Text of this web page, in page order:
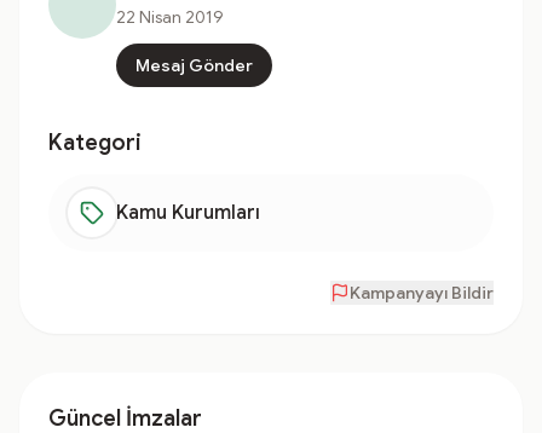
22 Nisan 2019
Mesaj Gönder
Kategori
Kamu Kurumları
Kampanyayı Bildir
Güncel İmzalar